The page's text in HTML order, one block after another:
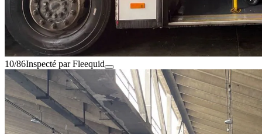
10/86Inspecté par Fleequid